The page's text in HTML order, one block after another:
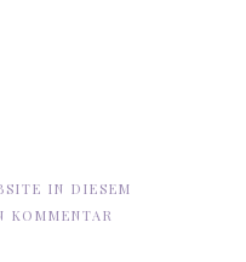
IN DIESEM
KOMMENTAR